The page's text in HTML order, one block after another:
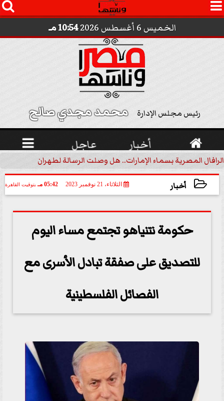
 
الخميس 6 أغسطس 2026 10:54 مـ
رئيس مجلس الإدارة محمد مجدي صالح
 أخبار عاجل 
الرافال المصرية بسماء الإمارات.. هل وصلت الرسالة لطهران؟..
أخبار الثلاثاء، 21 نوفمبر 2023 05:42 مـ بتوقيت القاهرة
حكومة نتنياهو تجتمع مساء اليوم
للتصديق على صفقة تبادل الأسرى مع
الفصائل الفلسطينية